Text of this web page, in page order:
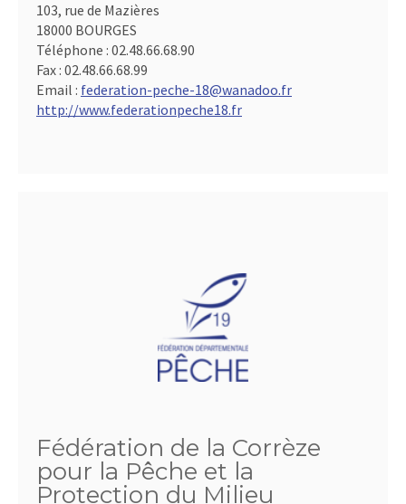
103, rue de Mazières
18000 BOURGES
Téléphone : 02.48.66.68.90
Fax : 02.48.66.68.99
Email : federation-peche-18@wanadoo.fr
http://www.federationpeche18.fr
Fédération de la Corrèze
pour la Pêche et la
Protection du Milieu